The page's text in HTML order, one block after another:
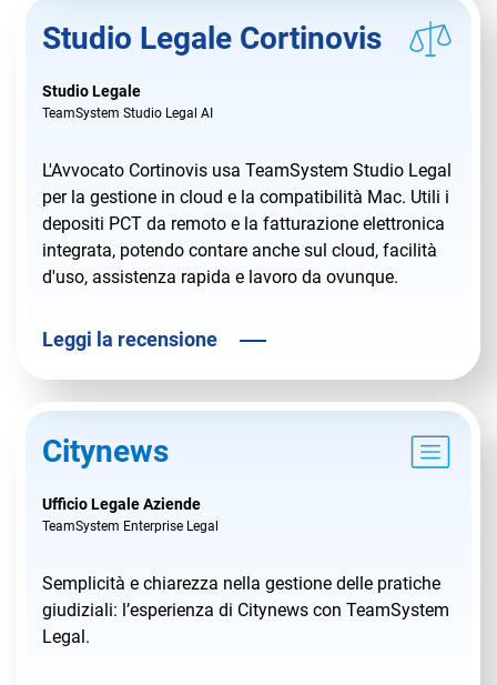
Studio Legale Cortinovis
Studio Legale
TeamSystem Studio Legal AI
L'Avvocato Cortinovis usa TeamSystem Studio Legal
per la gestione in cloud e la compatibilità Mac. Utili i
depositi PCT da remoto e la fatturazione elettronica
integrata, potendo contare anche sul cloud, facilità
d'uso, assistenza rapida e lavoro da ovunque.
Leggi la recensione
Citynews
Ufficio Legale Aziende
TeamSystem Enterprise Legal
Semplicità e chiarezza nella gestione delle pratiche
giudiziali: l’esperienza di Citynews con TeamSystem
Legal.